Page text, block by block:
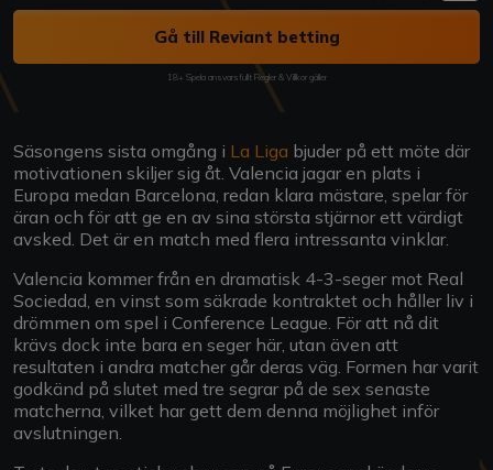
Gå till Reviant betting
18+ Spela ansvarsfullt Regler & Villkor gäller
Säsongens sista omgång i La Liga bjuder på ett möte där
motivationen skiljer sig åt. Valencia jagar en plats i
Europa medan Barcelona, redan klara mästare, spelar för
äran och för att ge en av sina största stjärnor ett värdigt
avsked. Det är en match med flera intressanta vinklar.
Valencia kommer från en dramatisk 4-3-seger mot Real
Sociedad, en vinst som säkrade kontraktet och håller liv i
drömmen om spel i Conference League. För att nå dit
krävs dock inte bara en seger här, utan även att
resultaten i andra matcher går deras väg. Formen har varit
godkänd på slutet med tre segrar på de sex senaste
matcherna, vilket har gett dem denna möjlighet inför
avslutningen.